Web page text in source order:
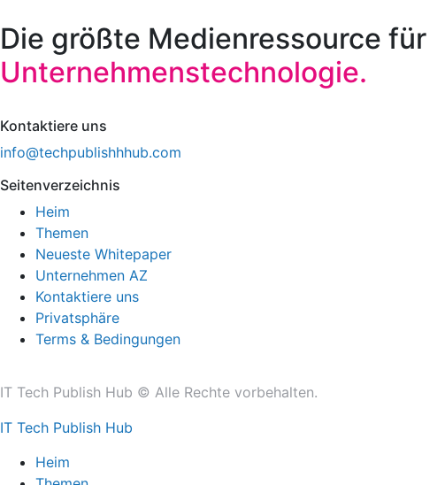
Die größte Medienressource für
Unternehmenstechnologie.
Kontaktiere uns
info@techpublishhhub.com
Seitenverzeichnis
Heim
Themen
Neueste Whitepaper
Unternehmen AZ
Kontaktiere uns
Privatsphäre
Terms & Bedingungen
IT Tech Publish Hub © Alle Rechte vorbehalten.
IT Tech Publish Hub
Heim